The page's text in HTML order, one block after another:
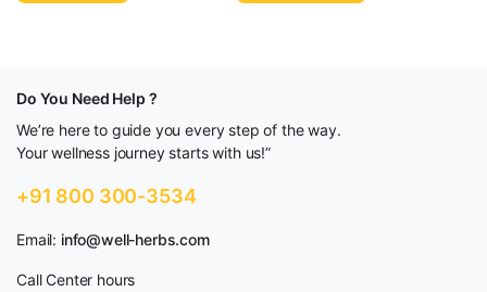
Do You Need Help ?
We’re here to guide you every step of the way.
Your wellness journey starts with us!”
+91 800 300-3534
Email: info@well-herbs.com
Call Center hours